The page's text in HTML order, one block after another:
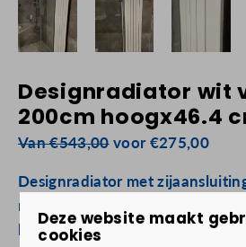
Deze website maakt
cookies
Designradiator wit
200cm hoogx46.4
Van €543,00voor €275,00
Designradiator met
merk HSK. De afmeting is 200
breed. De kleur is wit.